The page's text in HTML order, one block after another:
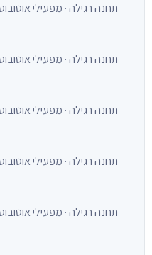
תחנה רגילה · מפעילי אוטובוסים
תחנה רגילה · מפעילי אוטובוסים
תחנה רגילה · מפעילי אוטובוסים
תחנה רגילה · מפעילי אוטובוסים
תחנה רגילה · מפעילי אוטובוסים